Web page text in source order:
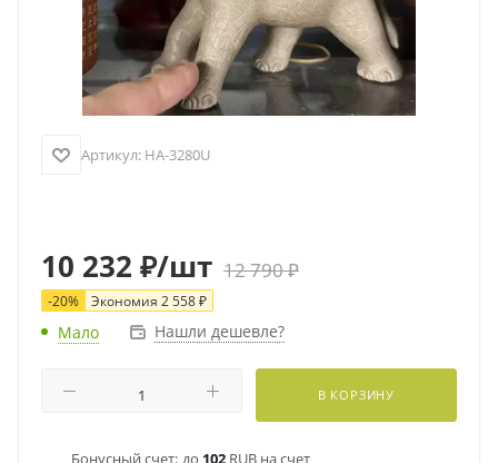
Артикул: HA-3280U
10 232 ₽/шт 12 790₽
-20% Экономия 2 558₽
Мало Нашли дешевле?
В КОРЗИНУ
Бонусный счет: до 102 RUB на счет